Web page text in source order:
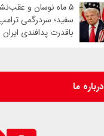
۵ ماه نوسان و
سفید؛ سردرگمی
باقدرت پدافندی ایران
درباره ما